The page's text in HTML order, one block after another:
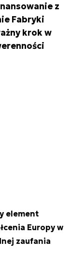
z
Fabryki
krok w
element
Europy w
zaufania